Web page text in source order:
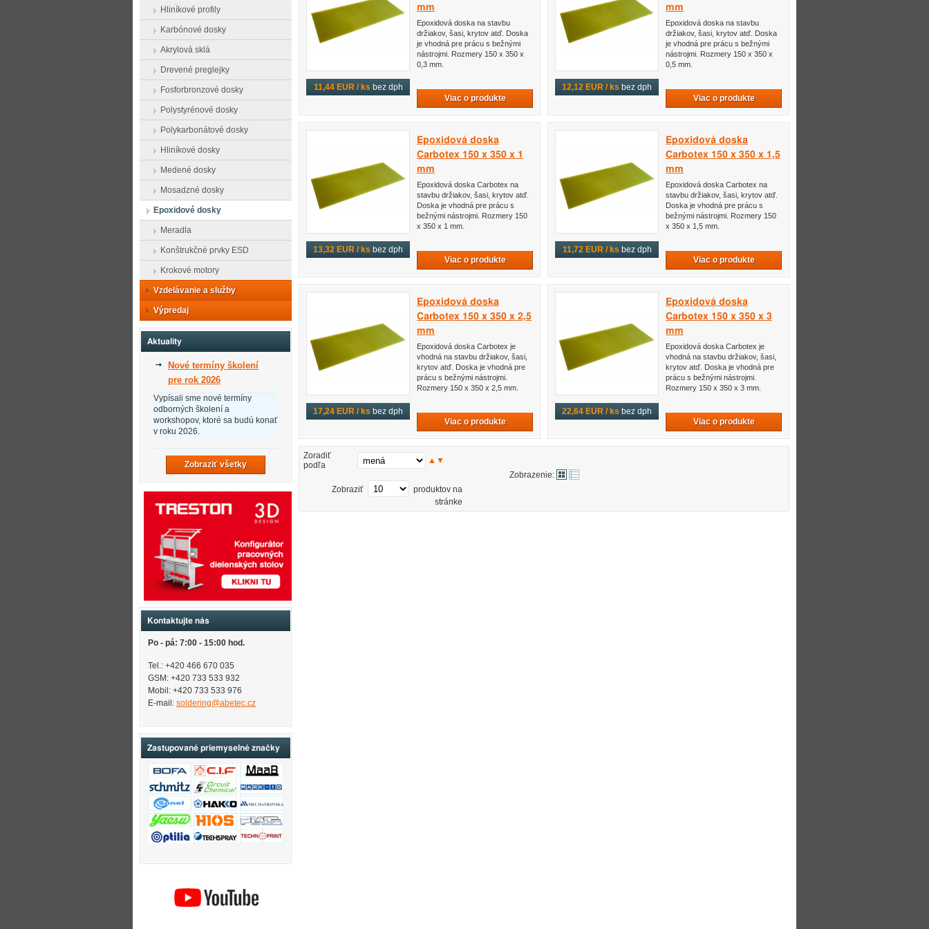
11,44 EUR / ks bez dph
mm
Epoxidová doska na stavbu
držiakov, šasi, krytov atď. Doska
je vhodná pre prácu s bežnými
nástrojmi. Rozmery 150 x 350 x
0,3 mm.
Viac o produkte
12,12 EUR / ks bez dph
mm
Epoxidová doska na stavbu
držiakov, šasi, krytov atď. Doska
je vhodná pre prácu s bežnými
nástrojmi. Rozmery 150 x 350 x
0,5 mm.
Viac o produkte
13,32 EUR / ks bez dph
Epoxidová doska
Carbotex 150 x 350 x 1
mm
Epoxidová doska Carbotex na
stavbu držiakov, šasi, krytov atď.
Doska je vhodná pre prácu s
bežnými nástrojmi. Rozmery 150
x 350 x 1 mm.
Viac o produkte
11,72 EUR / ks bez dph
Epoxidová doska
Carbotex 150 x 350 x 1,5
mm
Epoxidová doska Carbotex na
stavbu držiakov, šasi, krytov atď.
Doska je vhodná pre prácu s
bežnými nástrojmi. Rozmery 150
x 350 x 1,5 mm.
Viac o produkte
17,24 EUR / ks bez dph
Epoxidová doska
Carbotex 150 x 350 x 2,5
mm
Epoxidová doska Carbotex je
vhodná na stavbu držiakov, šasi,
krytov atď. Doska je vhodná pre
prácu s bežnými nástrojmi.
Rozmery 150 x 350 x 2,5 mm.
Viac o produkte
22,64 EUR / ks bez dph
Epoxidová doska
Carbotex 150 x 350 x 3
mm
Epoxidová doska Carbotex je
vhodná na stavbu držiakov, šasi,
krytov atď. Doska je vhodná pre
prácu s bežnými nástrojmi.
Rozmery 150 x 350 x 3 mm.
Viac o produkte
Zoradiť
podľa
▲ ▼
Zobrazenie:
Zobraziť
produktov na
stránke
Hliníkové profily
Karbónové dosky
Akrylová sklá
Drevené preglejky
Fosforbronzové dosky
Polystyrénové dosky
Polykarbonátové dosky
Hliníkové dosky
Medené dosky
Mosadzné dosky
Epoxidové dosky
Meradla
Konštrukčné prvky ESD
Krokové motory
Vzdelávanie a služby
Výpredaj
Aktuality
Nové termíny školení
pre rok 2026
Vypísali sme nové termíny
odborných školení a
workshopov, ktoré sa budú konať
v roku 2026.
Zobraziť všetky
Kontaktujte nás
Po - pá: 7:00 - 15:00 hod.
Tel.: +420 466 670 035
GSM: +420 733 533 932
Mobil: +420 733 533 976
E-mail: soldering@abetec.cz
Zastupované priemyselné značky